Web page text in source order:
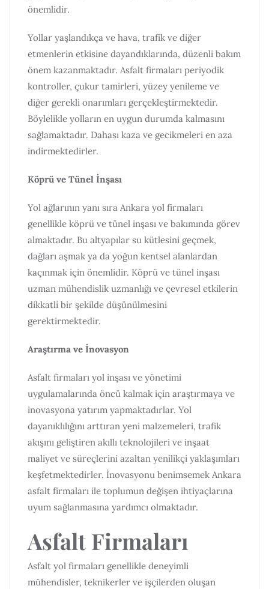
önemlidir.
Yollar yaşlandıkça ve hava, trafik ve diğer
etmenlerin etkisine dayandıklarında, düzenli bakım
önem kazanmaktadır. Asfalt firmaları periyodik
kontroller, çukur tamirleri, yüzey yenileme ve
diğer gerekli onarımları gerçekleştirmektedir.
Böylelikle yolların en uygun durumda kalmasını
sağlamaktadır. Dahası kaza ve gecikmeleri en aza
indirmektedirler.
Köprü ve Tünel İnşası
Yol ağlarının yanı sıra Ankara yol firmaları
genellikle köprü ve tünel inşası ve bakımında görev
almaktadır. Bu altyapılar su kütlesini geçmek,
dağları aşmak ya da yoğun kentsel alanlardan
kaçınmak için önemlidir. Köprü ve tünel inşası
uzman mühendislik uzmanlığı ve çevresel etkilerin
dikkatli bir şekilde düşünülmesini
gerektirmektedir.
Araştırma ve İnovasyon
Asfalt firmaları yol inşası ve yönetimi
uygulamalarında öncü kalmak için araştırmaya ve
inovasyona yatırım yapmaktadırlar. Yol
dayanıklılığını arttıran yeni malzemeleri, trafik
akışını geliştiren akıllı teknolojileri ve inşaat
maliyet ve süreçlerini azaltan yenilikçi yaklaşımları
keşfetmektedirler. İnovasyonu benimsemek Ankara
asfalt firmaları ile toplumun değişen ihtiyaçlarına
uyum sağlanmasına yardımcı olmaktadır.
Asfalt Firmaları
Asfalt yol firmaları genellikle deneyimli
mühendisler, teknikerler ve işçilerden oluşan